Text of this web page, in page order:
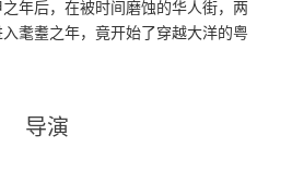
年后，在被时间磨蚀的华人街，两
耄耋之年，竟开始了穿越大洋的粤
导演